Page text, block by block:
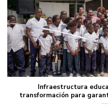
Infraestructura
transformación para